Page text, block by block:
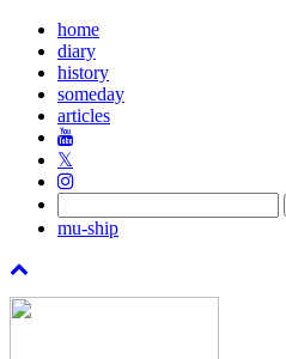
home
diary
history
someday
articles
𝕏
mu-ship